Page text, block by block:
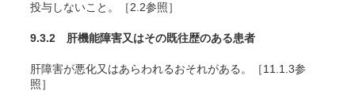
投与しないこと。［2.2参照］
9.3.2 肝機能障害又はその既往歴のある患者
肝障害が悪化又はあらわれるおそれがある。［11.1.3参
照］